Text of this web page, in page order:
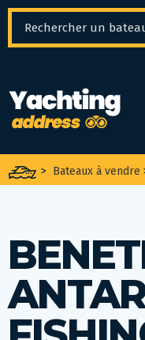
> Bateaux à vendre
Panneau de gestion des